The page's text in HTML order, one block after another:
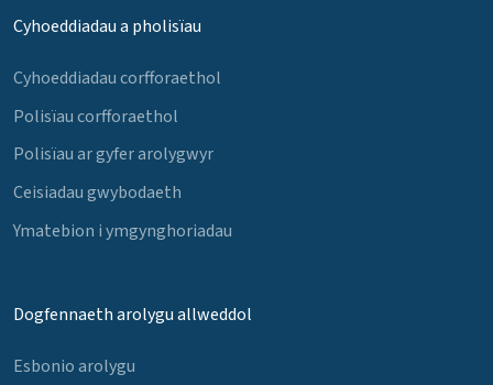
Cyhoeddiadau a pholisïau
Cyhoeddiadau corfforaethol
Polisïau corfforaethol
Polisïau ar gyfer arolygwyr
Ceisiadau gwybodaeth
Ymatebion i ymgynghoriadau
Dogfennaeth arolygu allweddol
Esbonio arolygu